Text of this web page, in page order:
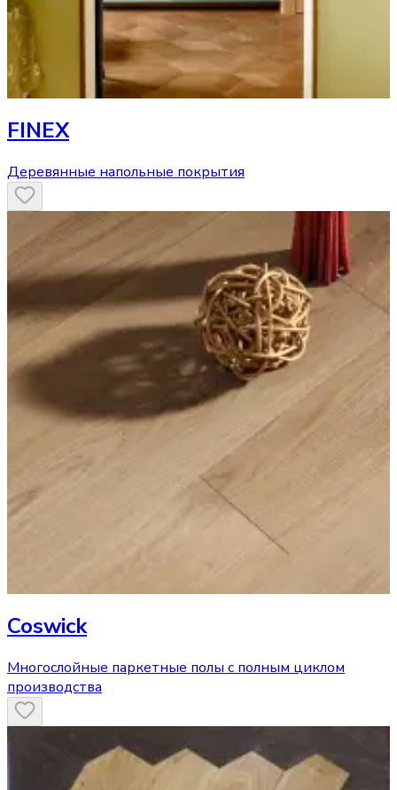
FINEX
Деревянные напольные покрытия
Coswick
Многослойные паркетные полы с полным циклом
производства